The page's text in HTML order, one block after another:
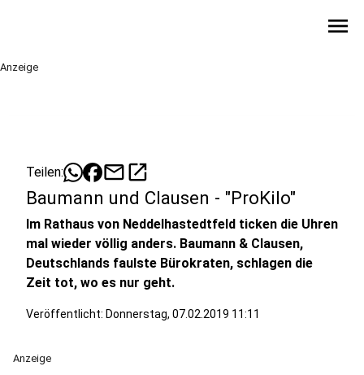
menu
Anzeige
Teilen: mailopen_in_new
Baumann und Clausen - "ProKilo"
Im Rathaus von Neddelhastedtfeld ticken die Uhren
mal wieder völlig anders. Baumann & Clausen,
Deutschlands faulste Bürokraten, schlagen die
Zeit tot, wo es nur geht.
Veröffentlicht: Donnerstag, 07.02.2019 11:11
Anzeige